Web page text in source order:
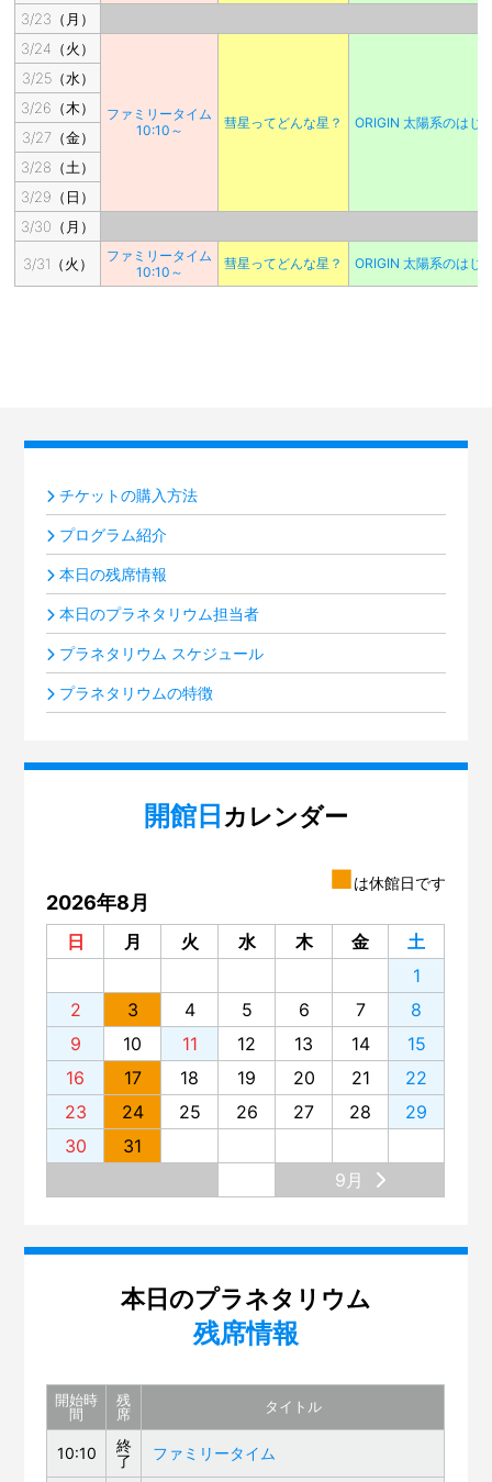
3/23（月）
3/24（火）
ファミリータイム
10:10～
彗星ってどんな星？ ORIGIN 太陽系のはじ
3/25（水）
3/26（木）
3/27（金）
3/28（土）
3/29（日）
3/30（月）
3/31（火）
ファミリータイム
10:10～
彗星ってどんな星？ ORIGIN 太陽系のはじ
チケットの購入方法
プログラム紹介
本日の残席情報
本日のプラネタリウム担当者
プラネタリウム スケジュール
プラネタリウムの特徴
開館日 カレンダー
■は休館日です
2026年8月
日 月 火 水 木 金
土
1
2
3 4 5 6 7
8
9
10 11 12 13 14
15
16
17 18 19 20 21
22
23
24 25 26 27 28
29
30
31
9月
本日のプラネタリウム
残席情報
開始時
間
残
席
タイトル
10:10
終
了
ファミリータイム